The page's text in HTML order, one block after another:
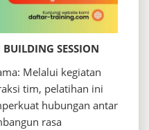
SESSION
Melalui kegiatan
tim, pelatihan ini
hubungan antar
rasa